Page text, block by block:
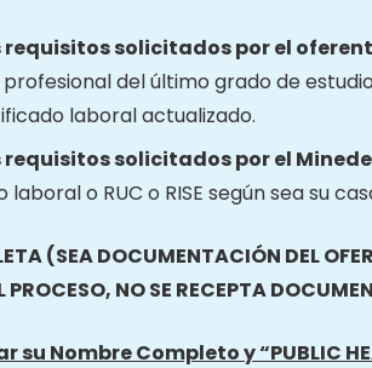
requisitos solicitados por el
del último grado de
laboral actualizado.
requisitos solicitados por el
o RUC o RISE según sea su
(SEA DOCUMENTACIÓN DEL
NO SE RECEPTA
Nombre Completo y “PUBLIC